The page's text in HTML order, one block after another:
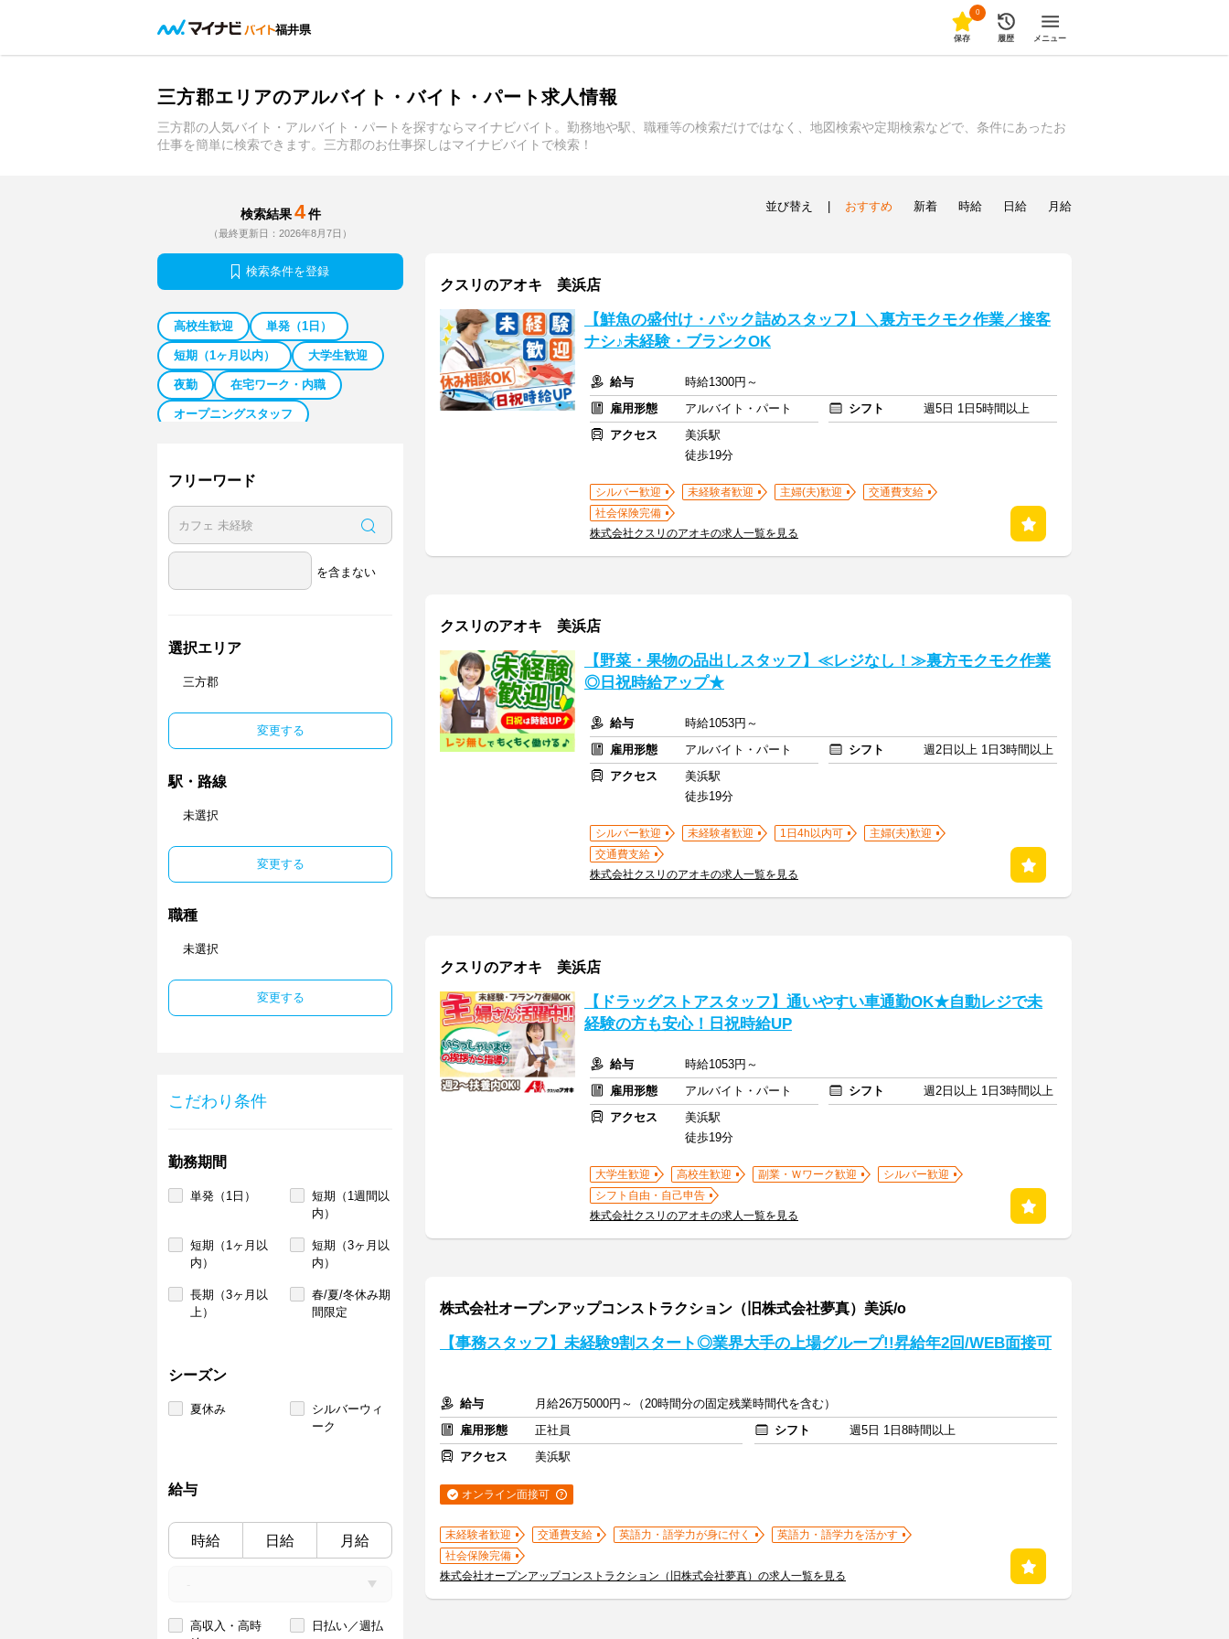
福井県
0
保存 履歴 メニュー
三方郡エリアのアルバイト・バイト・パート求人情報
三方郡の人気バイト・アルバイト・パートを探すならマイナビバイト。勤務地や駅、職種等の検索だけではなく、地図検索や定期検索などで、条件にあったお
仕事を簡単に検索できます。三方郡のお仕事探しはマイナビバイトで検索！
検索結果 4 件
（最終更新日：2026年8月7日）
検索条件を登録
高校生歓迎 単発（1日）
短期（1ヶ月以内） 大学生歓迎
夜勤 在宅ワーク・内職
オープニングスタッフ
副業・Ｗワーク歓迎
フリーワード
を含まない
選択エリア
三方郡
変更する
駅・路線
未選択
変更する
職種
未選択
変更する
こだわり条件
勤務期間
単発（1日）
短期（1週間以
内）
短期（1ヶ月以
内）
短期（3ヶ月以
内）
長期（3ヶ月以
上）
春/夏/冬休み期
間限定
シーズン
夏休み
シルバーウィ
ーク
給与
時給 日給 月給
高収入・高時
日払い／週払
並び替え おすすめ 新着 時給 日給 月給
クスリのアオキ 美浜店
【鮮魚の盛付け・パック詰めスタッフ】＼裏方モクモク作業／接客
ナシ♪未経験・ブランクOK
給与
時給1300円～
雇用形態
アルバイト・パート シフト
週5日 1日5時間以上
アクセス
美浜駅
徒歩19分
シルバー歓迎 未経験者歓迎 主婦(夫)歓迎
交通費支給
社会保険完備
株式会社クスリのアオキの求人一覧を見る
クスリのアオキ 美浜店
【野菜・果物の品出しスタッフ】≪レジなし！≫裏方モクモク作業
◎日祝時給アップ★
給与
時給1053円～
雇用形態
アルバイト・パート シフト
週2日以上 1日3時間以上
アクセス
美浜駅
徒歩19分
シルバー歓迎 未経験者歓迎 1日4h以内可
主婦(夫)歓迎
交通費支給
株式会社クスリのアオキの求人一覧を見る
クスリのアオキ 美浜店
【ドラッグストアスタッフ】通いやすい車通勤OK★自動レジで未
経験の方も安心！日祝時給UP
給与
時給1053円～
雇用形態
アルバイト・パート シフト
週2日以上 1日3時間以上
アクセス
美浜駅
徒歩19分
大学生歓迎 高校生歓迎 副業・Ｗワーク歓迎
シルバー歓迎
シフト自由・自己申告
株式会社クスリのアオキの求人一覧を見る
株式会社オープンアップコンストラクション（旧株式会社夢真）美浜/o
【事務スタッフ】未経験9割スタート◎業界大手の上場グループ!!昇給年2回/WEB面接可
給与
月給26万5000円～（20時間分の固定残業時間代を含む）
雇用形態
正社員 シフト
週5日 1日8時間以上
アクセス
美浜駅
オンライン面接可
未経験者歓迎 交通費支給 英語力・語学力が身に付く
英語力・語学力を活かす
社会保険完備
株式会社オープンアップコンストラクション（旧株式会社夢真）の求人一覧を見る